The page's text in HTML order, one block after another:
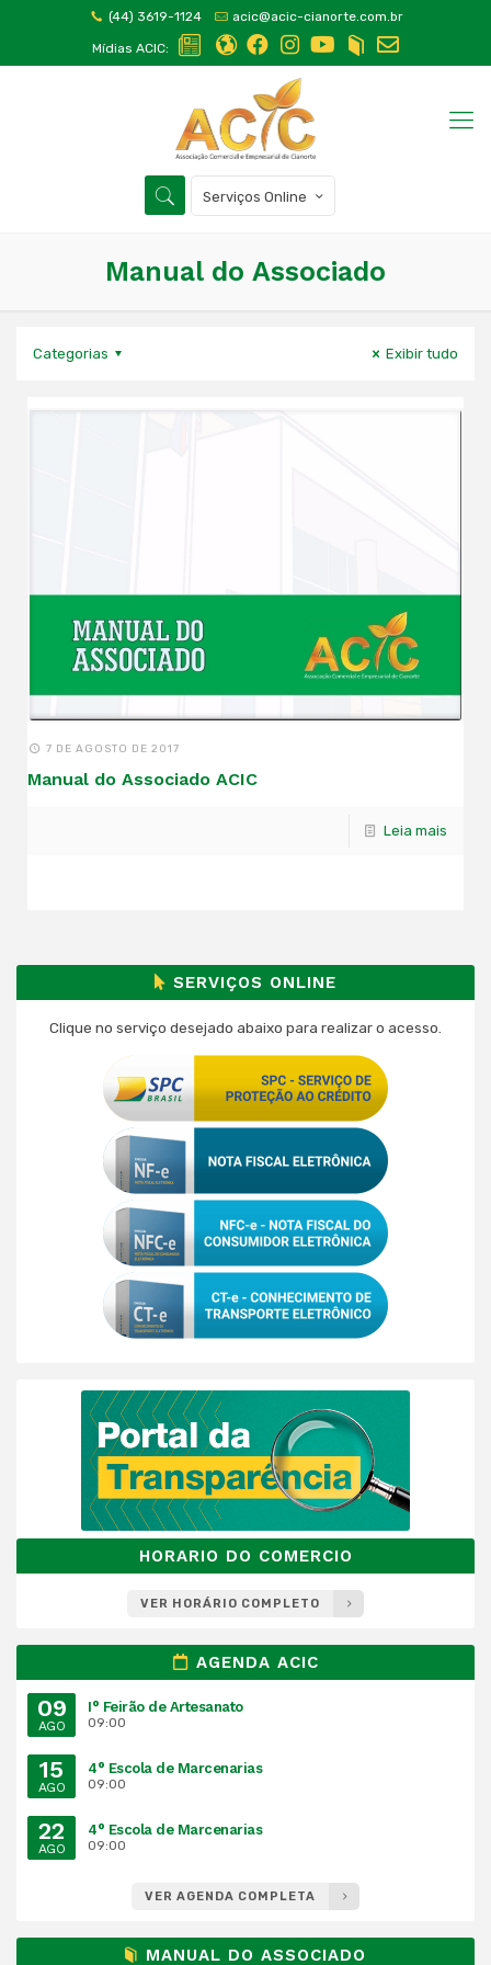
(44) 3619-1124 acic@acic-cianorte.com.br
Mídias ACIC:
Serviços Online
Manual do Associado
Categorias Exibir tudo
7 DE AGOSTO DE 2017
Manual do Associado ACIC
Leia mais
SERVIÇOS ONLINE
Clique no serviço desejado abaixo para realizar o acesso.
HORARIO DO COMERCIO
VER HORÁRIO COMPLETO
AGENDA ACIC
09
AGO
I° Feirão de Artesanato
09:00
15
AGO
4° Escola de Marcenarias
09:00
22
AGO
4° Escola de Marcenarias
09:00
VER AGENDA COMPLETA
MANUAL DO ASSOCIADO